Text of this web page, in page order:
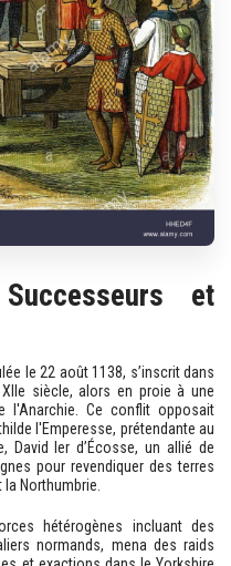
et
le 22 août 1138, s’inscrit dans
siècle, alors en proie à une
l'Anarchie. Ce conflit opposait
l'Emperesse, prétendante au
David Ier d’Écosse, un allié de
pour revendiquer des terres
Northumbrie.
hétérogènes incluant des
normands, mena des raids